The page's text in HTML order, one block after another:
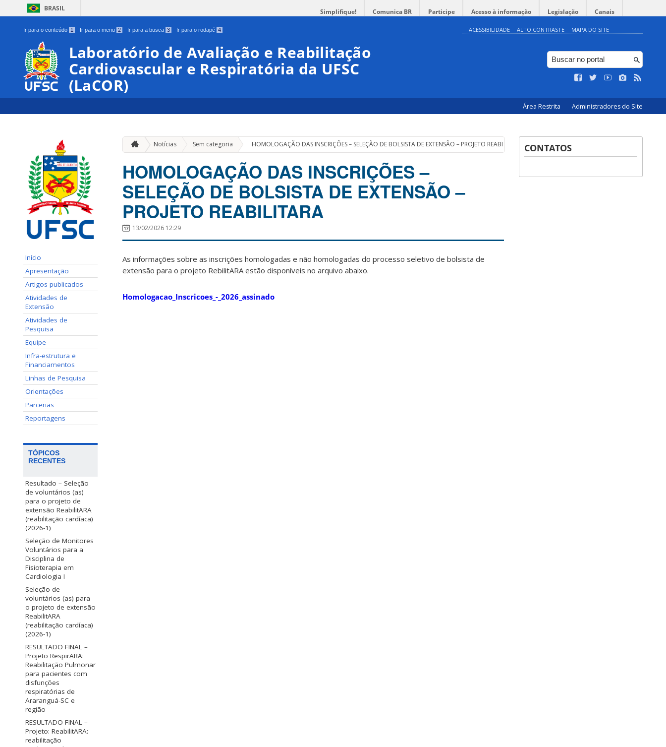
BRASIL Simplifique! Comunica BR Participe Acesso à informação Legislação Canais
Ir para o conteúdo 1 Ir para o menu 2 Ir para a busca 3 Ir para o rodapé 4 ACESSIBILIDADE ALTO CONTRASTE MAPA DO SITE
Laboratório de Avaliação e Reabilitação
Cardiovascular e Respiratória da UFSC
(LaCOR)
Área Restrita Administradores do Site
Início
Apresentação
Artigos publicados
Atividades de
Extensão
Atividades de
Pesquisa
Equipe
Infra-estrutura e
Financiamentos
Linhas de Pesquisa
Orientações
Parcerias
Reportagens
TÓPICOS
RECENTES
Resultado – Seleção
de voluntários (as)
para o projeto de
extensão ReabilitARA
(reabilitação cardíaca)
(2026-1)
Seleção de Monitores
Voluntários para a
Disciplina de
Fisioterapia em
Cardiologia I
Seleção de
voluntários (as) para
o projeto de extensão
ReabilitARA
(reabilitação cardíaca)
(2026-1)
RESULTADO FINAL –
Projeto RespirARA:
Reabilitação Pulmonar
para pacientes com
disfunções
respiratórias de
Araranguá-SC e
região
RESULTADO FINAL –
Projeto: ReabilitARA:
reabilitação
Notícias Sem categoria » HOMOLOGAÇÃO DAS INSCRIÇÕES – SELEÇÃO DE BOLSISTA DE EXTENSÃO – PROJETO REABILITARA
HOMOLOGAÇÃO DAS INSCRIÇÕES –
SELEÇÃO DE BOLSISTA DE EXTENSÃO –
PROJETO REABILITARA
13/02/2026 12:29
As informações sobre as inscrições homologadas e não homologadas do processo seletivo de bolsista de
extensão para o projeto RebilitARA estão disponíveis no arquivo abaixo.
Homologacao_Inscricoes_-_2026_assinado
CONTATOS